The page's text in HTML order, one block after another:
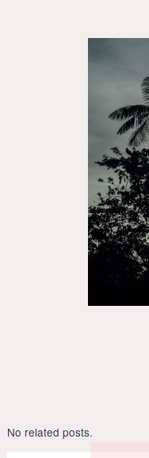
No related posts.